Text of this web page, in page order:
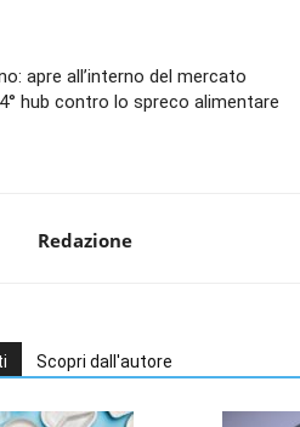
apre all’interno del mercato
hub contro lo spreco alimentare
Redazione
Scopri dall'autore